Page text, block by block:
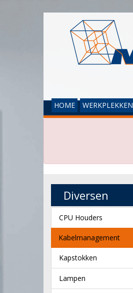
HOME WERKPLEKKEN
Diversen
CPU Houders
Kabelmanagement
Kapstokken
Lampen